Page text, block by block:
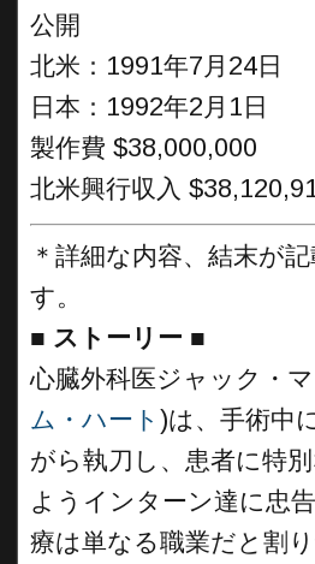
公開
北米：1991年7月24日
日本：1992年2月1日
製作費 $38,000,000
北米興行収入
＊詳細な内容、結末が
す。
■ ストーリー ■
心臓外科医ジャック・
ム・ハート )は、手術中
がら執刀し、患者に特
ようインターン達に忠
療は単なる職業だと割